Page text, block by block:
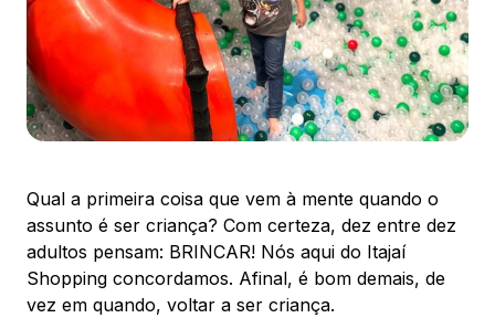
Ver local
Chamar Uber
(47) 3348-4609
Qual a primeira coisa que vem à mente quando o
assunto é ser criança? Com certeza, dez entre dez
adultos pensam: BRINCAR! Nós aqui do Itajaí
Shopping concordamos. Afinal, é bom demais, de
vez em quando, voltar a ser criança.